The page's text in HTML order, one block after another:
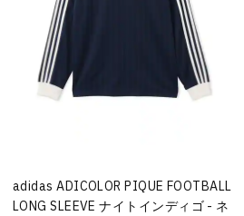
adidas ADICOLOR PIQUE FOOTBALL
LONG SLEEVE ナイトインディゴ - ネ